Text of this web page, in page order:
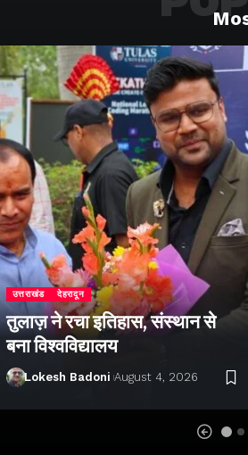
उत्तराखंड देहरादून
तुलाज़ ने रचा इतिहास, संस्थान से
बना विश्वविद्यालय
Lokesh Badoni August 4, 2026